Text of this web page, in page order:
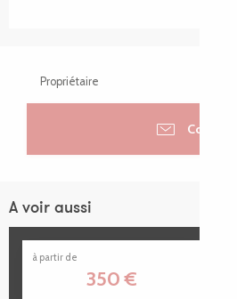
Propriétaire
Contacter
A voir aussi
à partir de
350€
Les crèches de Boiséon